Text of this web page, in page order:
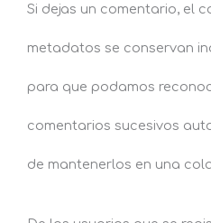
Si dejas un comentario, el
metadatos se conservan
para que podamos
comentarios sucesivos
de mantenerlos en una